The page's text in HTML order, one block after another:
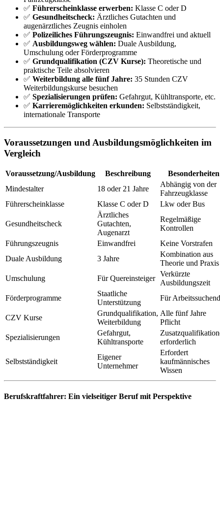
✅ Führerscheinklasse erwerben: Klasse C oder D
✅ Gesundheitscheck: Ärztliches Gutachten und
augenärztliches Zeugnis einholen
✅ Polizeiliches Führungszeugnis: Einwandfrei und aktuell
✅ Ausbildungsweg wählen: Duale Ausbildung,
Umschulung oder Förderprogramme
✅ Grundqualifikation (CZV Kurse): Theoretische und
praktische Teile absolvieren
✅ Weiterbildung alle fünf Jahre: 35 Stunden CZV
Weiterbildungskurse besuchen
✅ Spezialisierungen prüfen: Gefahrgut, Kühltransporte, etc.
✅ Karrieremöglichkeiten erkunden: Selbstständigkeit,
internationale Transporte
Voraussetzungen und Ausbildungsmöglichkeiten im
Vergleich
Voraussetzung/Ausbildung Beschreibung
Besonderheiten
Mindestalter
18 oder 21 Jahre
Abhängig von der
Fahrzeugklasse
Führerscheinklasse
Klasse C oder D Lkw oder Bus
Gesundheitscheck
Ärztliches
Gutachten,
Augenarzt
Regelmäßige
Kontrollen
Führungszeugnis
Einwandfrei
Keine Vorstrafen
Duale Ausbildung
3 Jahre
Kombination aus
Theorie und Praxis
Umschulung
Für Quereinsteiger
Verkürzte
Ausbildungszeit
Förderprogramme
Staatliche
Unterstützung
Für
CZV Kurse
Grundqualifikation,
Weiterbildung
Alle fünf Jahre
Pflicht
Spezialisierungen
Gefahrgut,
Kühltransporte
erforderlich
Selbstständigkeit
Eigener
Unternehmer
Erfordert
kaufmännisches
Wissen
Berufskraftfahrer: Ein vielseitiger Beruf mit Perspektive